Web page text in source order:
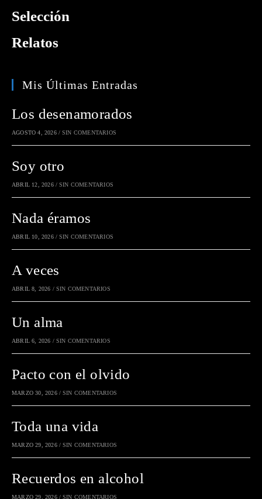
Selección
Relatos
Mis Últimas Entradas
Los desenamorados
AGOSTO 4, 2026 / SIN COMENTARIOS
Soy otro
ABRIL 12, 2026 / SIN COMENTARIOS
Nada éramos
ABRIL 10, 2026 / SIN COMENTARIOS
A veces
ABRIL 8, 2026 / SIN COMENTARIOS
Un alma
ABRIL 6, 2026 / SIN COMENTARIOS
Pacto con el olvido
MARZO 30, 2026 / SIN COMENTARIOS
Toda una vida
MARZO 29, 2026 / SIN COMENTARIOS
Recuerdos en alcohol
MARZO 29, 2026 / SIN COMENTARIOS